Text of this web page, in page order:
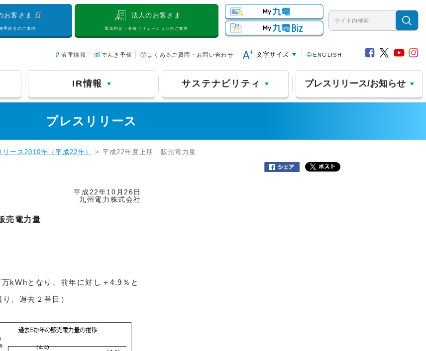
お客さま
手続きのご案内
法人のお客さま
電気料金・各種ソリューションのご案内
落雷情報 でんき予報 よくあるご質問・お問い合わせ 文字サイズ ENGLISH
IR情報 サステナビリティ プレスリリース/お知らせ
プレスリリース
ース2010年（平成22年） > 平成22年度上期 販売電力量
平成22年10月26日
九州電力株式会社
売電力量
kWhとなり、前年に対し＋4.9％と
、過去２番目）